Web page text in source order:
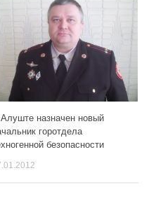
назначен новый
горотдела
безопасности